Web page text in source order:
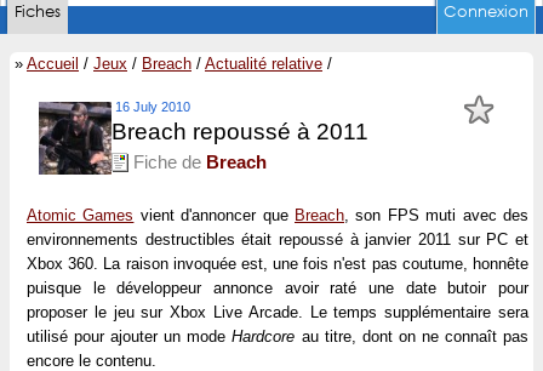
Fiches
Connexion
» Accueil / Jeux / Breach / Actualité relative /
16 July 2010
Breach repoussé à 2011
Fiche de Breach
Atomic Games vient d'annoncer que Breach, son FPS muti avec des
environnements destructibles était repoussé à janvier 2011 sur PC et
Xbox 360. La raison invoquée est, une fois n'est pas coutume, honnête
puisque le développeur annonce avoir raté une date butoir pour
proposer le jeu sur Xbox Live Arcade. Le temps supplémentaire sera
utilisé pour ajouter un modeHardcore au titre, dont on ne connaît pas
encore le contenu.